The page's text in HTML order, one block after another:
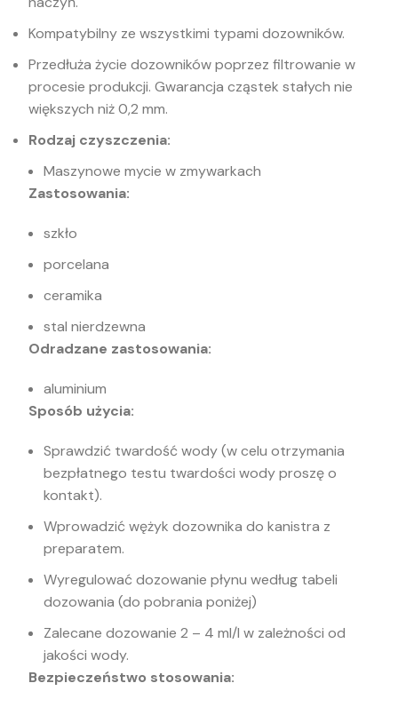
Kompatybilny ze wszystkimi typami dozowników.
Przedłuża życie dozowników poprzez filtrowanie w
procesie produkcji. Gwarancja cząstek stałych nie
większych niż 0,2 mm.
Rodzaj czyszczenia:
Maszynowe mycie w zmywarkach
Zastosowania:
szkło
porcelana
ceramika
stal nierdzewna
Odradzane zastosowania:
aluminium
Sposób użycia:
Sprawdzić twardość wody (w celu otrzymania
bezpłatnego testu twardości wody proszę o
kontakt).
Wprowadzić wężyk dozownika do kanistra z
preparatem.
Wyregulować dozowanie płynu według tabeli
dozowania (do pobrania poniżej)
Zalecane dozowanie 2 – 4 ml/l w zależności od
jakości wody.
Bezpieczeństwo stosowania: